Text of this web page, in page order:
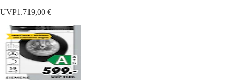
UVP1.719,00 €